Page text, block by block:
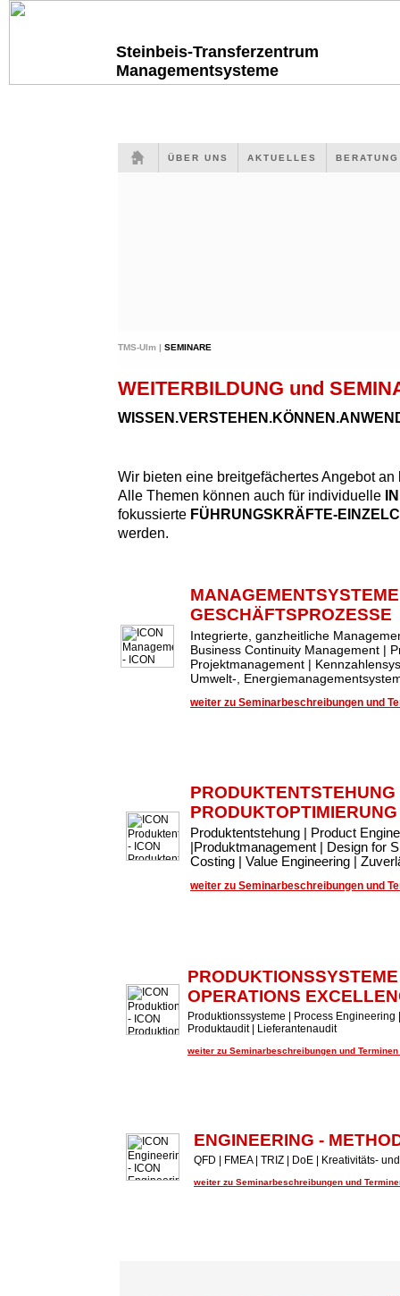
Steinbeis-Transferzentrum
Managementsysteme
ÜBER UNS AKTUELLES
TMS-Ulm | SEMINARE
WEITERBILDUNG und
Wir bieten eine breitgefächertes Angebot an
Alle Themen können auch für individuelle
fokussierte FÜHRUNGSKRÄFTE-
werden.
GESCHÄFTSPROZESSE
Integrierte, ganzheitliche
Business Continuity Management |
Projektmanagement |
Umwelt-,
weiter zu Seminarbeschreibungen und
PRODUKTENTSTEHUNG
PRODUKTOPTIMIERUNG
Produktentstehung | Product
|Produktmanagement | Design for
Costing | Value Engineering |
weiter zu Seminarbeschreibungen und
OPERATIONS
Produktionssysteme | Process
Produktaudit | Lieferantenaudit
weiter zu Seminarbeschreibungen und Terminen
ENGINEERING -
QFD | FMEA | TRIZ | DoE | Kreativitäts-
weiter zu Seminarbeschreibungen und